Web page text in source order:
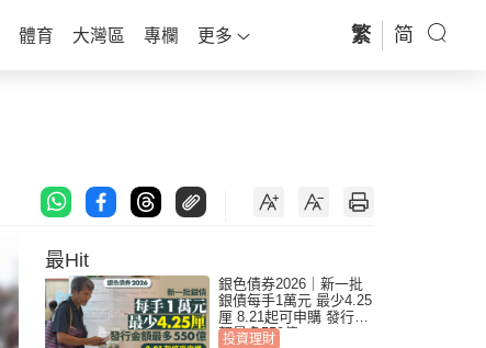
體育 大灣區 專欄 更多 繁 简
最Hit
銀色債券2026｜新一批
銀債每手1萬元 最少4.25
厘 8.21起可申購 發行金
額最多550億
投資理財